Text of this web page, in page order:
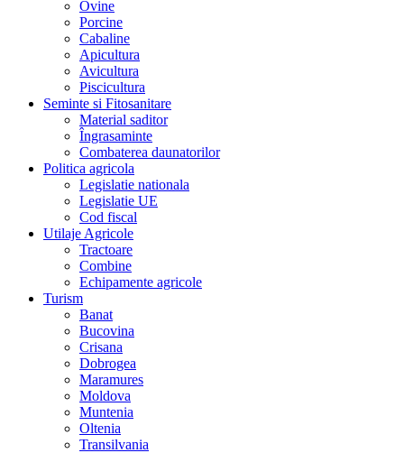
Ovine
Porcine
Cabaline
Apicultura
Avicultura
Piscicultura
Seminte si Fitosanitare
Material saditor
Îngrasaminte
Combaterea daunatorilor
Politica agricola
Legislatie nationala
Legislatie UE
Cod fiscal
Utilaje Agricole
Tractoare
Combine
Echipamente agricole
Turism
Banat
Bucovina
Crisana
Dobrogea
Maramures
Moldova
Muntenia
Oltenia
Transilvania